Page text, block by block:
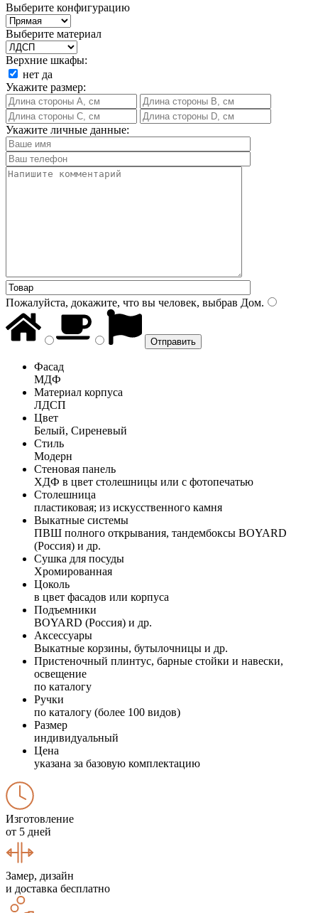
Выберите конфигурацию
Выберите материал
Верхние шкафы:
нет да
Укажите размер:
Укажите личные данные:
Пожалуйста, докажите, что вы человек, выбрав Дом.
Фасад
МДФ
Материал корпуса
ЛДСП
Цвет
Белый, Сиреневый
Стиль
Модерн
Стеновая панель
ХДФ в цвет столешницы или с фотопечатью
Столешница
пластиковая; из искусственного камня
Выкатные системы
ПВШ полного открывания, тандембоксы BOYARD
(Россия) и др.
Сушка для посуды
Хромированная
Цоколь
в цвет фасадов или корпуса
Подъемники
BOYARD (Россия) и др.
Аксессуары
Выкатные корзины, бутылочницы и др.
Пристеночный плинтус, барные стойки и навески,
освещение
по каталогу
Ручки
по каталогу (более 100 видов)
Размер
индивидуальный
Цена
указана за базовую комплектацию
Изготовление
от 5 дней
Замер, дизайн
и доставка бесплатно